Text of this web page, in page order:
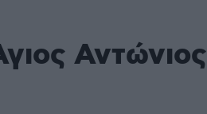
Αντώνιος